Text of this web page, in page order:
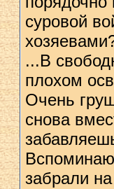
суровой
...В
плохом
Очень
снова
забрали